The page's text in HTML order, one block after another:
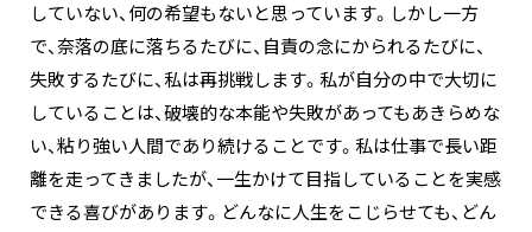
していない、何の希望もないと思っています。しかし一方
で、奈落の底に落ちるたびに、自責の念にかられるたびに、
失敗するたびに、私は再挑戦します。私が自分の中で大切に
していることは、破壊的な本能や失敗があってもあきらめな
い、粘り強い人間であり続けることです。私は仕事で長い距
離を走ってきましたが、一生かけて目指していることを実感
できる喜びがあります。どんなに人生をこじらせても、どん